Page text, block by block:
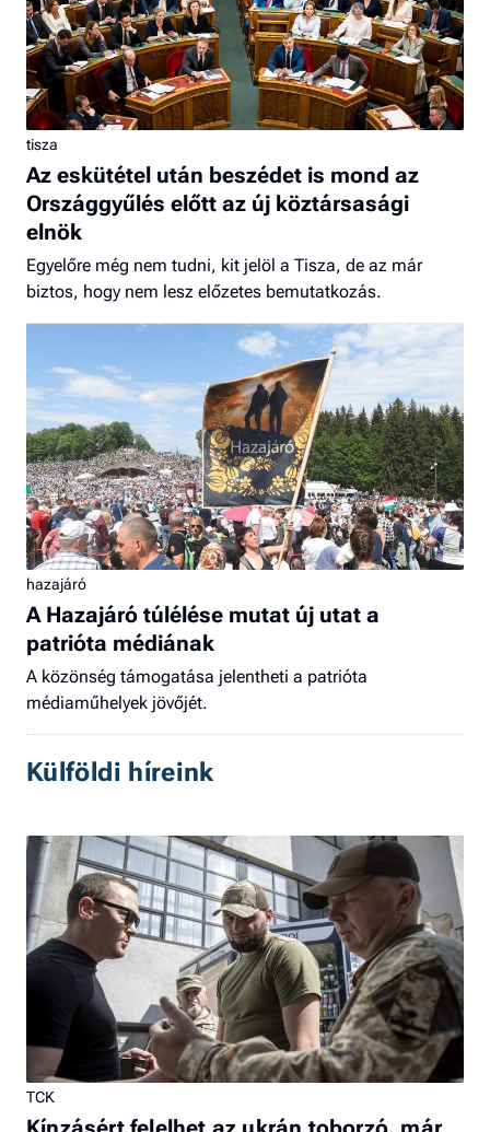
tisza
Az eskütétel után beszédet is mond az
Országgyűlés előtt az új köztársasági
elnök
Egyelőre még nem tudni, kit jelöl a Tisza, de az már
biztos, hogy nem lesz előzetes bemutatkozás.
hazajáró
A Hazajáró túlélése mutat új utat a
patrióta médiának
A közönség támogatása jelentheti a patrióta
médiaműhelyek jövőjét.
Külföldi híreink
TCK